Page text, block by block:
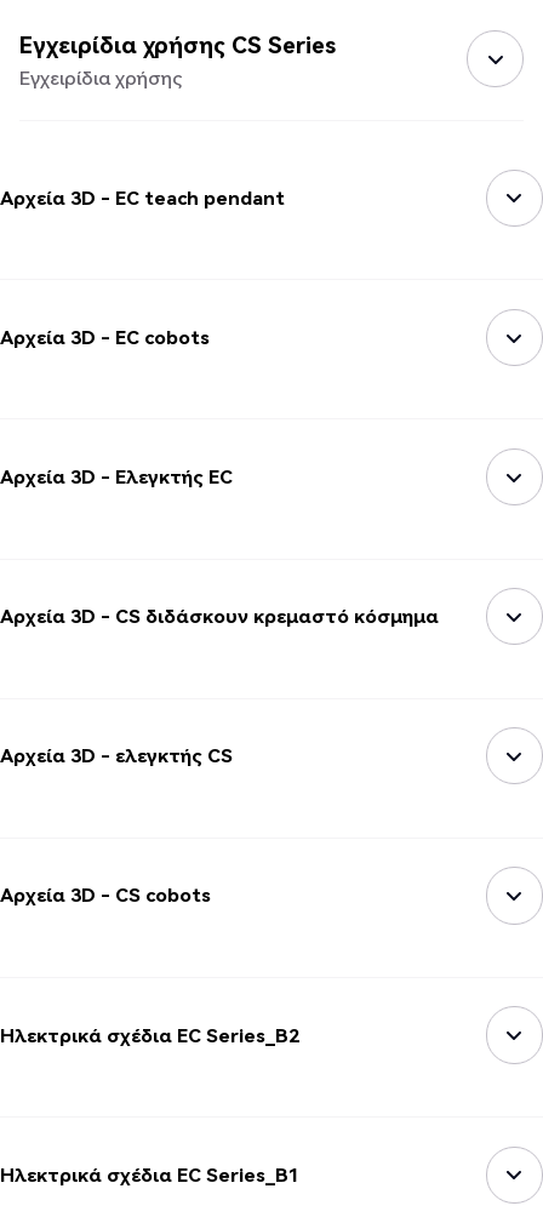
Εγχειρίδια χρήσης CS Series
Εγχειρίδια χρήσης
Αρχεία 3D - EC teach pendant
Αρχεία 3D - EC cobots
Αρχεία 3D - Ελεγκτής EC
Αρχεία 3D - CS διδάσκουν κρεμαστό κόσμημα
Αρχεία 3D - ελεγκτής CS
Αρχεία 3D - CS cobots
Ηλεκτρικά σχέδια EC Series_B2
Ηλεκτρικά σχέδια EC Series_B1